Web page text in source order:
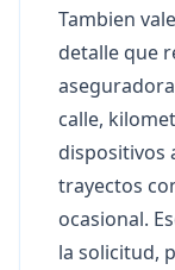
Tambien
detalle que
calle,
dispositivos
trayectos
ocasional.
la solicitud,